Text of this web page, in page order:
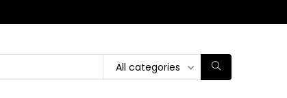
All categories